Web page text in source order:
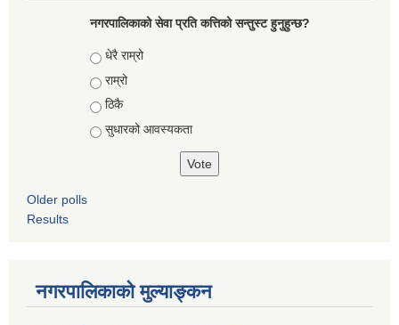
नगरपालिकाको सेवा प्रति कत्तिको सन्तुस्ट हुनुहुन्छ?
Choices
धेरै राम्रो
राम्रो
ठिकै
सुधारको आवस्यकता
Older polls
Results
नगरपालिकाको मुल्याङ्कन